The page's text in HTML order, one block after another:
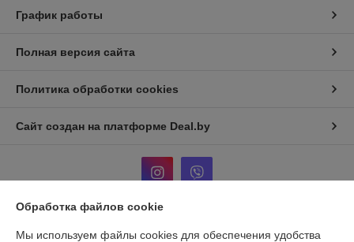
График работы
Полная версия сайта
Политика обработки cookies
Сайт создан на платформе Deal.by
Информация для покупателя
Обработка файлов cookie
Мы используем файлы cookies для обеспечения удобства